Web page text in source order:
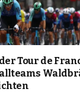
Tour de